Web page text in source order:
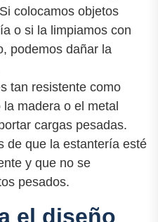
colocamos objetos
o si la limpiamos con
podemos dañar la
tan resistente como
madera o el metal
cargas pesadas.
de que la estantería esté
y que no se
pesados.
el diseño